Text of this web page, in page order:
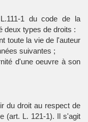
1 du code de la
deux types de droits :
toute la vie de l'auteur
suivantes ;
d'une oeuvre à son
du droit au respect de
(art. L. 121-1). Il s'agit